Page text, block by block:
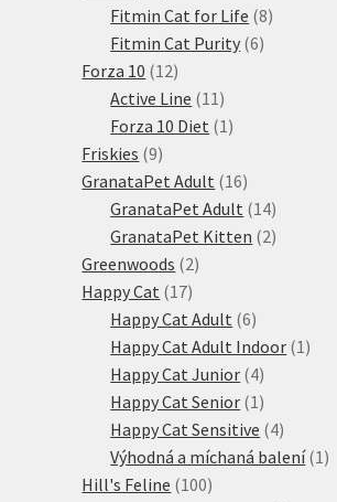
produktů
Fitmin Cat for Life 88
Fitmin Cat Purity 66
Forza 10 1212
produktů
Active Line 11 11
produktů
Forza 10 Diet 1 1
Friskies 99
produktů
GranataPet Adult 1616
produktů
GranataPet Adult 1414
produktů
GranataPet Kitten 22
Greenwoods 22
Happy Cat 1717
produktů
Happy Cat Adult 66
produktů
Happy Cat Adult Indoor 1 1
Happy Cat Junior 44
produkty
Happy Cat Senior 1 1
produkt
Happy Cat Sensitive 44
produkty
Výhodná a míchaná balení 1 1
Hill's Feline 100100